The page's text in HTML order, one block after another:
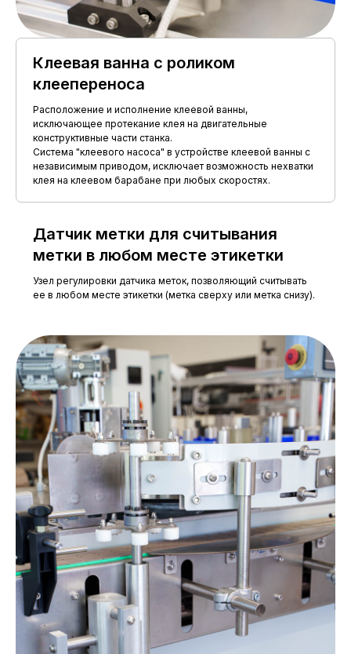
Клеевая ванна с роликом
клеепереноса
Расположение и исполнение клеевой ванны,
исключающее протекание клея на двигательные
конструктивные части станка.
Система "клеевого насоса" в устройстве клеевой ванны с
независимым приводом, исключает возможность нехватки
клея на клеевом барабане при любых скоростях.
Датчик метки для считывания
метки в любом месте этикетки
Узел регулировки датчика меток, позволяющий считывать
ее в любом месте этикетки (метка сверху или метка снизу).